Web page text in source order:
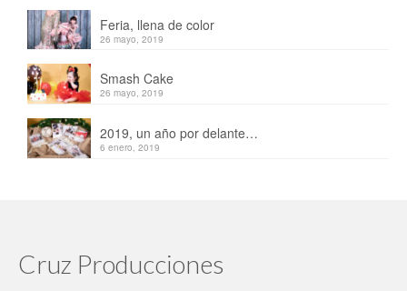
Feria, llena de color
26 mayo, 2019
Smash Cake
26 mayo, 2019
2019, un año por delante…
6 enero, 2019
Cruz Producciones